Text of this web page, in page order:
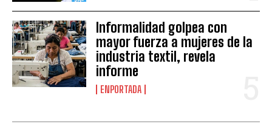
Informalidad golpea con
mayor fuerza a mujeres de la
industria textil, revela
informe
ENPORTADA